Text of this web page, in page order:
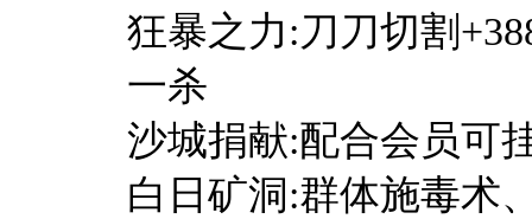
狂暴之力:刀刀切割
一杀
沙城捐献:配合会员可
白日矿洞:群体施毒术